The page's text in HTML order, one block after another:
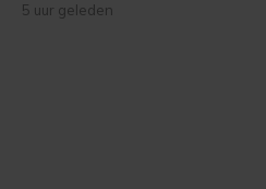
5 uur geleden